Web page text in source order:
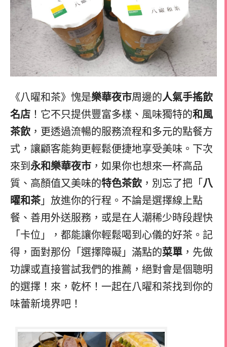
《八曜和茶》愧是樂華夜市周邊的人氣手搖飲
名店 ！它不只提供豐富多樣、風味獨特的和風
茶飲 ，更透過流暢的服務流程和多元的點餐方
式，讓顧客能夠更輕鬆便捷地享受美味。下次
來到 永和樂華夜市 ，如果你也想來一杯高品
質、高顏值又美味的特色茶飲 ，別忘了把「 八
曜和茶」放進你的行程。不論是選擇線上點
餐、善用外送服務，或是在人潮稀少時段趕快
「卡位」，都能讓你輕鬆喝到心儀的好茶。記
得，面對那份「選擇障礙」滿點的菜單 ，先做
功課或直接嘗試我們的推薦，絕對會是個聰明
的選擇！來，乾杯！一起在八曜和茶找到你的
味蕾新境界吧！